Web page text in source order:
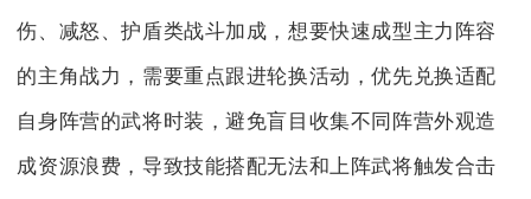
伤、减怒、护盾类战斗加成，想要快速成型主力阵容
的主角战力，需要重点跟进轮换活动，优先兑换适配
自身阵营的武将时装，避免盲目收集不同阵营外观造
成资源浪费，导致技能搭配无法和上阵武将触发合击